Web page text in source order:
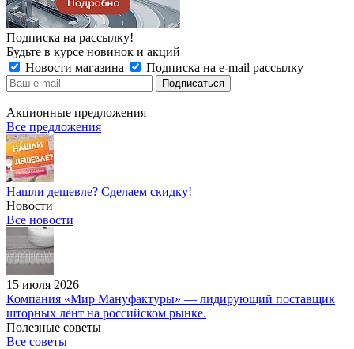
Подписка на рассылку!
Будьте в курсе новинок и акций
Новости магазина
Подписка на e-mail рассылку
Акционные предложения
Все предложения
Нашли дешевле? Сделаем скидку!
Новости
Все новости
15 июля 2026
Компания «Мир Мануфактуры» — лидирующий поставщик
шторных лент на российском рынке.
Полезные советы
Все советы